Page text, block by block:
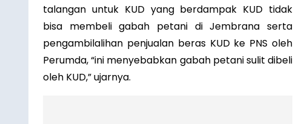
talangan untuk KUD yang berdampak KUD tidak
bisa membeli gabah petani di Jembrana serta
pengambilalihan penjualan beras KUD ke PNS oleh
Perumda, “ini menyebabkan gabah petani sulit dibeli
oleh KUD,” ujarnya.